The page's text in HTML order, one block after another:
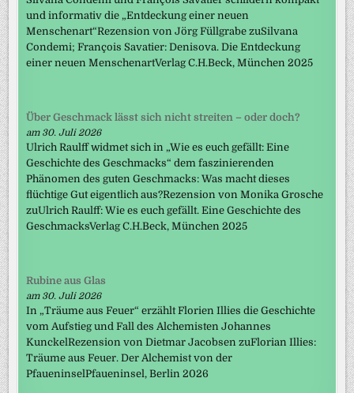
und informativ die „Entdeckung einer neuen
Menschenart“Rezension von Jörg Füllgrabe zuSilvana
Condemi; François Savatier: Denisova. Die Entdeckung
einer neuen MenschenartVerlag C.H.Beck, München 2025
Über Geschmack lässt sich nicht streiten – oder doch?
am 30. Juli 2026
Ulrich Raulff widmet sich in „Wie es euch gefällt: Eine
Geschichte des Geschmacks“ dem faszinierenden
Phänomen des guten Geschmacks: Was macht dieses
flüchtige Gut eigentlich aus?Rezension von Monika Grosche
zuUlrich Raulff: Wie es euch gefällt. Eine Geschichte des
GeschmacksVerlag C.H.Beck, München 2025
Rubine aus Glas
am 30. Juli 2026
In „Träume aus Feuer“ erzählt Florien Illies die Geschichte
vom Aufstieg und Fall des Alchemisten Johannes
KunckelRezension von Dietmar Jacobsen zuFlorian Illies:
Träume aus Feuer. Der Alchemist von der
PfaueninselPfaueninsel, Berlin 2026